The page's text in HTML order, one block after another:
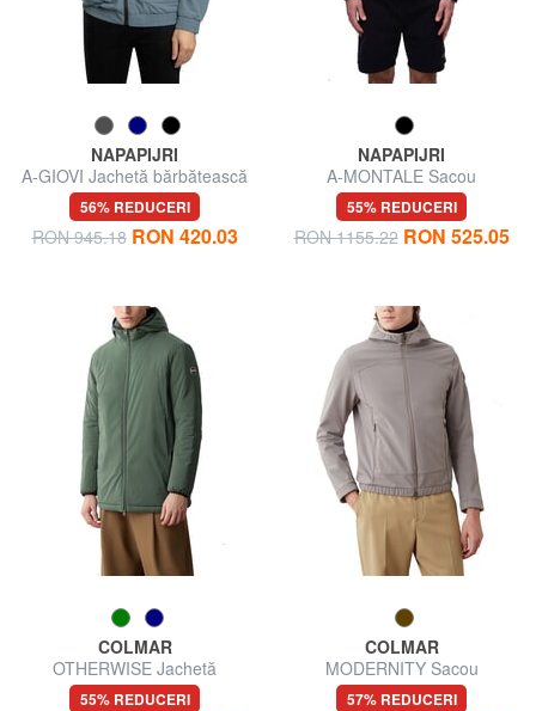
NAPAPIJRI
A-GIOVI Jachetă bărbătească
56% REDUCERI
RON 945.18 RON 420.03
NAPAPIJRI
A-MONTALE Sacou
55% REDUCERI
RON 1155.22 RON 525.05
COLMAR
OTHERWISE Jachetă
căptușită
55% REDUCERI
COLMAR
MODERNITY Sacou
57% REDUCERI